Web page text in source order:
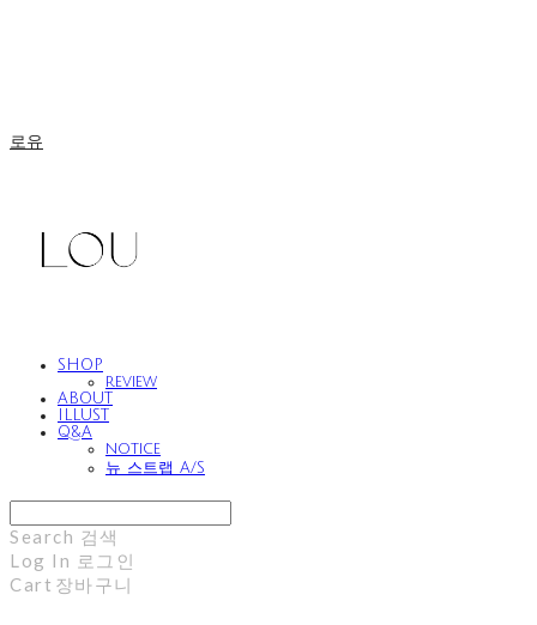
로유
SHOP
review
ABOUT
ILLUST
Q&A
notice
뉴 스트랩 A/S
Search 검색
Log In 로그인
Cart 장바구니